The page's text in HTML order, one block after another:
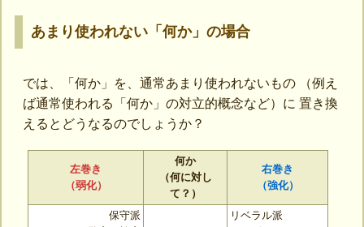
あまり使われない「何か」の場合
では、「何か」を、通常あまり使われないもの （例え
ば通常使われる「何か」の対立的概念など）に 置き換
えるとどうなるのでしょうか？
左巻き
（弱化）
何か
（何に対し
て？）
右巻き
（強化）
保守派
リベラル派